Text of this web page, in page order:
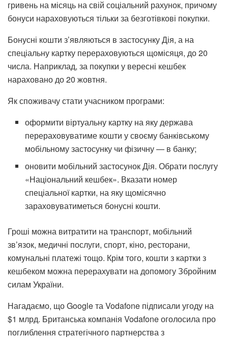
гривень на місяць на свій соціальний рахунок, причому
бонуси нараховуються тільки за безготівкові покупки.
Бонусні кошти з’являються в застосунку Дія, а на
спеціальну картку перераховуються щомісяця, до 20
числа. Наприклад, за покупки у вересні кешбек
нараховано до 20 жовтня.
Як споживачу стати учасником програми:
оформити віртуальну картку на яку держава
перераховуватиме кошти у своєму банківському
мобільному застосунку чи фізичну — в банку;
оновити мобільний застосунок Дія. Обрати послугу
«Національний кешбек». Вказати номер
спеціальної картки, на яку щомісячно
зараховуватиметься бонусні кошти.
Гроші можна витратити на транспорт, мобільний
зв’язок, медичні послуги, спорт, кіно, ресторани,
комунальні платежі тощо. Крім того, кошти з картки з
кешбеком можна перерахувати на допомогу Збройним
силам України.
Нагадаємо, щоGoogle та Vodafone підписали угоду на
$1 млрд. Британська компанія Vodafone оголосила про
поглиблення стратегічного партнерства з